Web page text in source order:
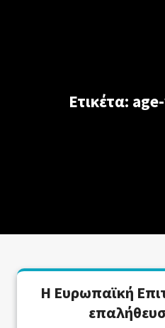
Ετικέτα:
Η Ευρωπαϊκή